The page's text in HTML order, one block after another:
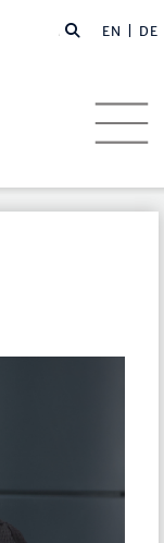
EN | DE